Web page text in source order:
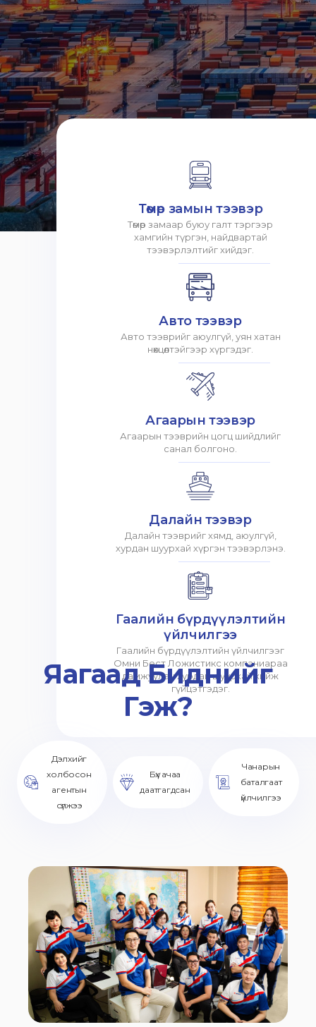
Төмөр замын тээвэр
Төмөр замаар буюу галт тэргээр
хамгийн түргэн, найдвартай
тээвэрлэлтийг хийдэг.
Авто тээвэр
Авто тээврийг аюулгүй, уян хатан
нөхцөлтэйгээр хүргэдэг.
Агаарын тээвэр
Агаарын тээврийн цогц шийдлийг
санал болгоно.
Далайн тээвэр
Далайн тээврийг хямд, аюулгүй,
хурдан шуурхай хүргэн тээвэрлэнэ.
Гаалийн бүрдүүлэлтийн
үйлчилгээ
Гаалийн бүрдүүлэлтийн үйлчилгээг
Омни Бест Ложистикс компаниараа
дамжуулан хурдан шуурхай хийж
гүйцэтгэдэг.
Яагаад Биднийг
Гэж?
Дэлхийг
холбосон
агентын
сүлжээ
Бүх ачаа
даатгагдсан
Чанарын
баталгаат
үйлчилгээ